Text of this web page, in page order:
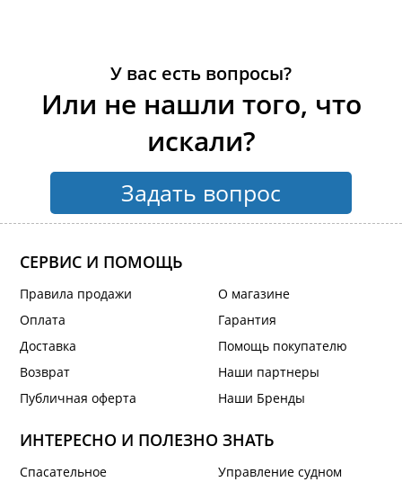
У вас есть вопросы?
Или не нашли того, что
искали?
Задать вопрос
СЕРВИС И ПОМОЩЬ
Правила продажи
Оплата
Доставка
Возврат
Публичная оферта
О магазине
Гарантия
Помощь покупателю
Наши партнеры
Наши Бренды
ИНТЕРЕСНО И ПОЛЕЗНО ЗНАТЬ
Спасательное
Управление судном